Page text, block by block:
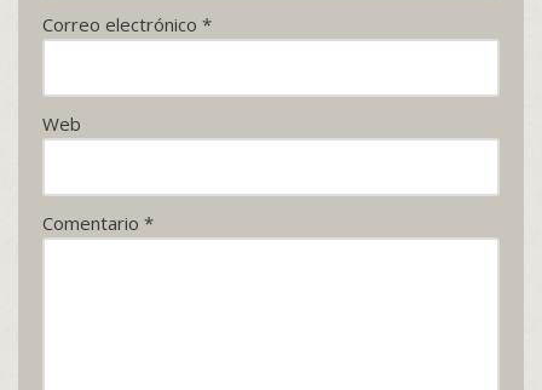
Correo electrónico *
Web
Comentario *